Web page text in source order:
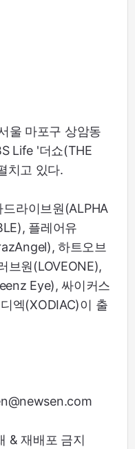
울 마포구 상암동
Life '더쇼(THE
치고 있다.
라이브원(ALPHA
플레어유
하트오브
브원(LOVEONE),
Eye), 싸이커스
엑(XODIAC)이 출
& 재배포 금지